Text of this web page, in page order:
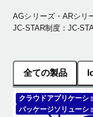
AGシリーズ・ARシリ
JC-STAR制度：JC-
全ての製品
クラウドアプリケーシ
パッケージソリューシ